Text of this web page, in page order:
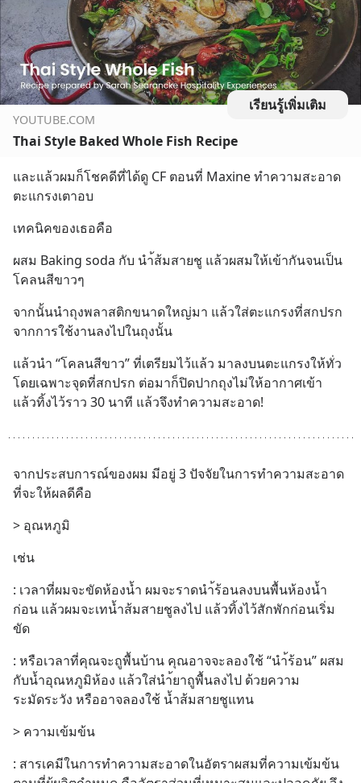
เรียนรู้เพิ่มเติม
YOUTUBE.COM
Thai Style Baked Whole Fish Recipe
และแล้วผมก็โชคดีที่ได้ดู CF ตอนที่ Maxine ทำความสะอาด
ตะแกรงเตาอบ
เทคนิคของเธอคือ
ผสม Baking soda กับ นำ้ส้มสายชู แล้วผสมให้เข้ากันจนเป็น
โคลนสีขาวๆ
จากนั้นนำถุงพลาสติกขนาดใหญ่มา แล้วใส่ตะแกรงที่สกปรก
จากการใช้งานลงไปในถุงนั้น
แล้วนำ “โคลนสีขาว” ที่เตรียมไว้แล้ว มาลงบนตะแกรงให้ทั่ว
โดยเฉพาะจุดที่สกปรก ต่อมาก็ปิดปากถุงไม่ให้อากาศเข้า
แล้วทิ้งไว้ราว 30 นาที แล้วจึงทำความสะอาด!
จากประสบการณ์ของผม มีอยู่ 3 ปัจจัยในการทำความสะอาด
ที่จะให้ผลดีคือ
> อุณหภูมิ
เช่น
: เวลาที่ผมจะขัดห้องน้ำ ผมจะราดนำ้ร้อนลงบนพื้นห้องน้ำ
ก่อน แล้วผมจะเทน้ำส้มสายชูลงไป แล้วทิ้งไว้สักพักก่อนเริ่ม
ขัด
: หรือเวลาที่คุณจะถูพื้นบ้าน คุณอาจจะลองใช้ “นำ้ร้อน” ผสม
กับน้ำอุณหภูมิห้อง แล้วใส่นำ้ยาถูพื้นลงไป ด้วยความ
ระมัดระวัง หรืออาจลองใช้ น้ำส้มสายชูแทน
> ความเข้มข้น
: สารเคมีในการทำความสะอาดในอัตราผสมที่ความเข้มข้น